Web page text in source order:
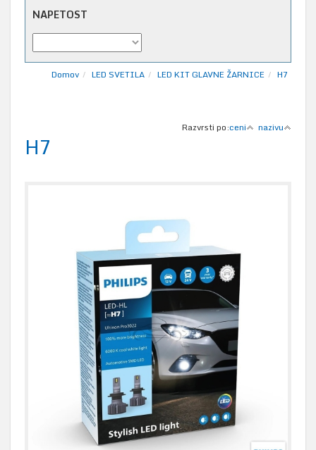
NAPETOST
Domov LED SVETILA LED KIT GLAVNE ŽARNICE H7
Razvrsti po:ceni nazivu
H7